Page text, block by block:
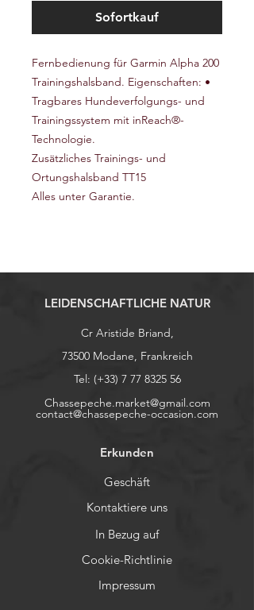
Sofortkauf
Fernbedienung für Garmin Alpha 200
Trainingshalsband. Eigenschaften: •
Tragbares Hundeverfolgungs- und
Trainingssystem mit inReach®-
Technologie.
Zusätzliches Trainings- und
Ortungshalsband TT15
Alles unter Garantie.
LEIDENSCHAFTLICHE NATUR
Cr Aristide Briand,
73500 Modane, Frankreich
Tel: (+33) 7 77 8325 56
Chassepeche.market@gmail.com
contact@chassepeche-occasion.com
Erkunden
Geschäft
Kontaktiere uns
In Bezug auf
Cookie-Richtlinie
Impressum